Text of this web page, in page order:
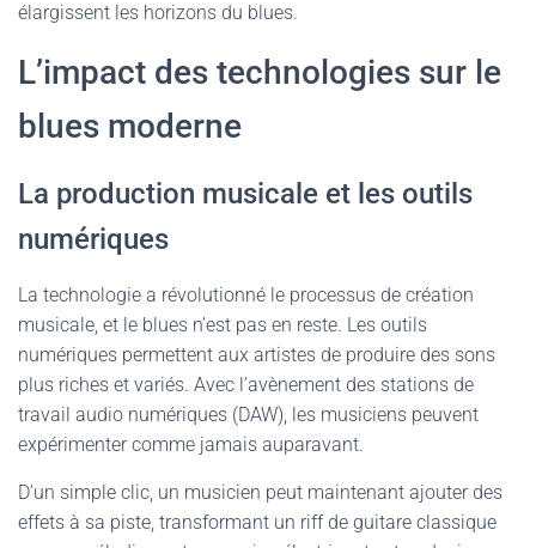
élargissent les horizons du blues.
L’impact des technologies sur le
blues moderne
La production musicale et les outils
numériques
La technologie a révolutionné le processus de création
musicale, et le blues n’est pas en reste. Les outils
numériques permettent aux artistes de produire des sons
plus riches et variés. Avec l’avènement des stations de
travail audio numériques (DAW), les musiciens peuvent
expérimenter comme jamais auparavant.
D’un simple clic, un musicien peut maintenant ajouter des
effets à sa piste, transformant un riff de guitare classique